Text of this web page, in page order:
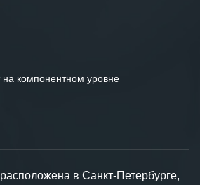
на компонентном уровне
в Санкт-Петербурге,